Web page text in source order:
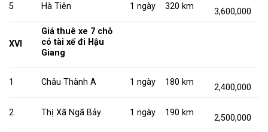
5 Hà Tiên 1 ngày 320 km
3,600,000
XVI
Giá thuê xe 7 chỗ
có tài xế đi Hậu
Giang
1 Châu Thành A 1 ngày 180 km
2,400,000
2 Thị Xã Ngã Bảy 1 ngày 190 km
2,500,000